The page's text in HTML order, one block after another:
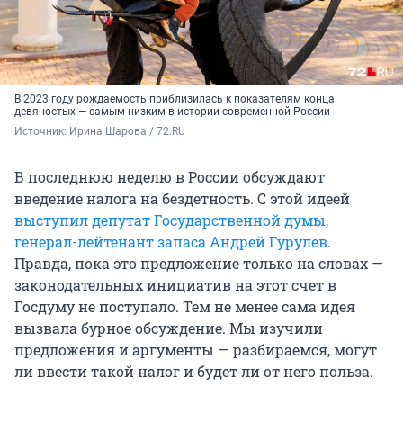
В 2023 году рождаемость приблизилась к показателям конца
девяностых — самым низким в истории современной России
Источник: Ирина Шарова / 72.RU
В последнюю неделю в России обсуждают
введение налога на бездетность. С этой идеей
выступил депутат Государственной думы,
генерал-лейтенант запаса Андрей Гурулев.
Правда, пока это предложение только на словах —
законодательных инициатив на этот счет в
Госдуму не поступало. Тем не менее сама идея
вызвала бурное обсуждение. Мы изучили
предложения и аргументы — разбираемся, могут
ли ввести такой налог и будет ли от него польза.